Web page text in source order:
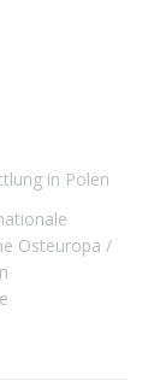
in Polen
Osteuropa